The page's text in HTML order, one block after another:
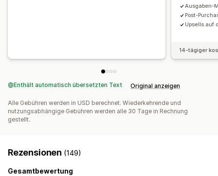
Ausgaben-
Post-
Upsells auf
14-tägiger
Enthält automatisch übersetzten Text Original anzeigen
Alle Gebühren werden in USD berechnet. Wiederkehrende und
nutzungsabhängige Gebühren werden alle 30 Tage in Rechnung
gestellt.
Rezensionen (149)
Gesamtbewertung